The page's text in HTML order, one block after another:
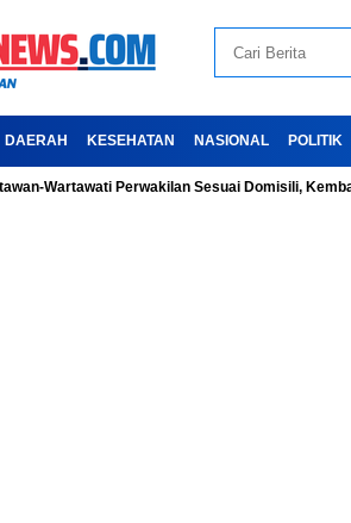
DAERAH KESEHATAN NASIONAL POLITIK
Perwakilan Sesuai Domisili,